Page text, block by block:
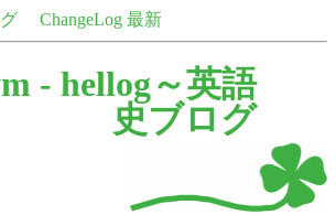
ChangeLog 最新
- hellog～英語
史ブログ